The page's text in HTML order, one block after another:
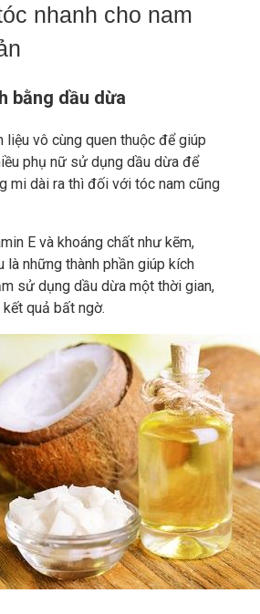
nhanh cho nam
bằng dầu dừa
liệu vô cùng quen thuộc để giúp
phụ nữ sử dụng dầu dừa để
mi dài ra thì đối với tóc nam cũng
E và khoáng chất như kẽm,
là những thành phần giúp kích
sử dụng dầu dừa một thời gian,
quả bất ngờ.